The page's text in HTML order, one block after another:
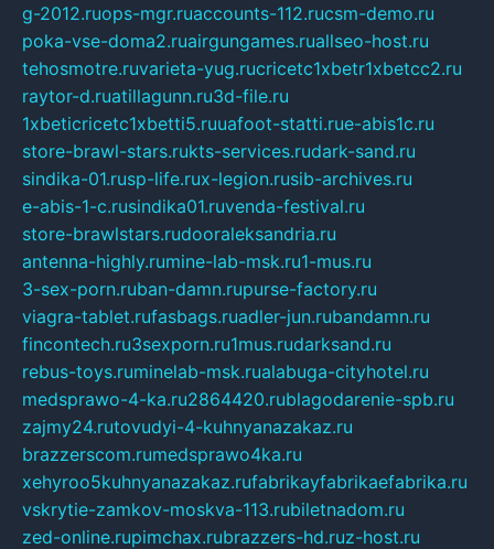
g-2012.ruops-mgr.ruaccounts-112.rucsm-demo.ru
poka-vse-doma2.ruairgungames.ruallseo-host.ru
tehosmotre.ruvarieta-yug.rucricetc1xbetr1xbetcc2.ru
raytor-d.ruatillagunn.ru3d-file.ru
1xbeticricetc1xbetti5.ruuafoot-statti.rue-abis1c.ru
store-brawl-stars.rukts-services.rudark-sand.ru
sindika-01.rusp-life.rux-legion.rusib-archives.ru
e-abis-1-c.rusindika01.ruvenda-festival.ru
store-brawlstars.rudooraleksandria.ru
antenna-highly.rumine-lab-msk.ru1-mus.ru
3-sex-porn.ruban-damn.rupurse-factory.ru
viagra-tablet.rufasbags.ruadler-jun.rubandamn.ru
fincontech.ru3sexporn.ru1mus.rudarksand.ru
rebus-toys.ruminelab-msk.rualabuga-cityhotel.ru
medsprawo-4-ka.ru2864420.rublagodarenie-spb.ru
zajmy24.rutovudyi-4-kuhnyanazakaz.ru
brazzerscom.rumedsprawo4ka.ru
xehyroo5kuhnyanazakaz.rufabrikayfabrikaefabrika.ru
vskrytie-zamkov-moskva-113.rubiletnadom.ru
zed-online.rupimchax.rubrazzers-hd.ruz-host.ru